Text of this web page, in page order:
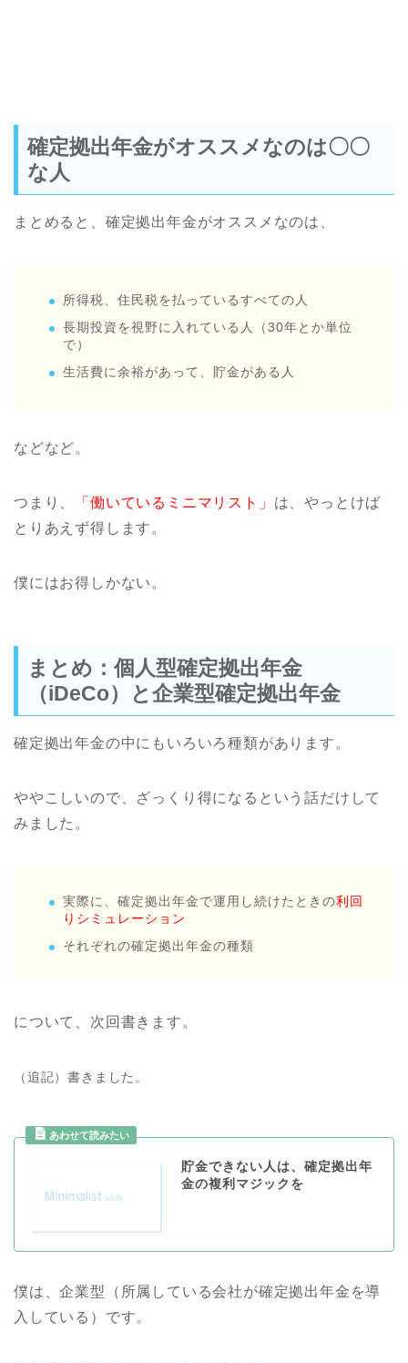
確定拠出年金がオススメなのは〇〇
な人
まとめると、確定拠出年金がオススメなのは、
所得税、住民税を払っているすべての人
長期投資を視野に入れている人（30年とか単位
で）
生活費に余裕があって、貯金がある人
などなど。
つまり、 「働いているミニマリスト」 は、やっとけば
とりあえず得します。
僕にはお得しかない。
まとめ：個人型確定拠出年金
（iDeCo）と企業型確定拠出年金
確定拠出年金の中にもいろいろ種類があります。
ややこしいので、ざっくり得になるという話だけして
みました。
実際に、確定拠出年金で運用し続けたときの利回
りシミュレーション
それぞれの確定拠出年金の種類
について、次回書きます。
（追記）書きました。
貯金できない人は、確定拠出年
金の複利マジックを
僕は、企業型（所属している会社が確定拠出年金を導
入している）です。